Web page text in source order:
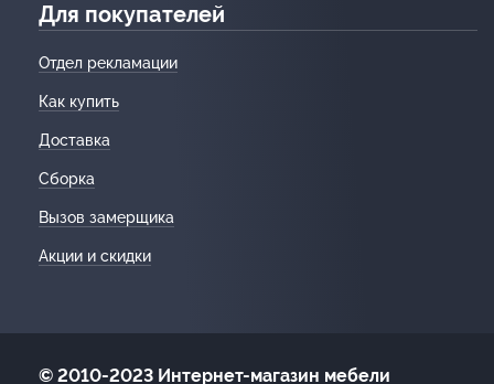
Для покупателей
Отдел рекламации
Как купить
Доставка
Сборка
Вызов замерщика
Акции и скидки
© 2010-2023 Интернет-магазин мебели